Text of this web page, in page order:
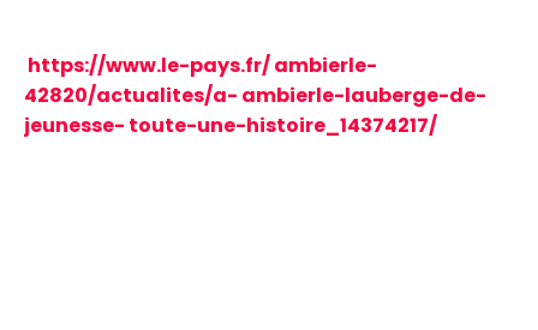
https://www.le-pays.fr/ ambierle-
42820/actualites/a- ambierle-lauberge-de-
jeunesse- toute-une-histoire_14374217/